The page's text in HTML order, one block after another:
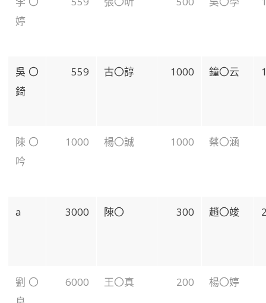
婷
吳〇
錡
559 古〇諄 1000 鐘〇云
陳〇
吟
1000 楊〇誠 1000 蔡〇涵
a 3000 陳〇 300 趙〇竣
劉〇
6000 王〇真 200 楊〇婷